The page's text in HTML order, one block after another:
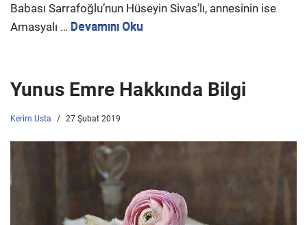
Babası Sarrafoğlu’nun Hüseyin Sivas’lı, annesinin ise
Amasyalı … Devamını Oku
Yunus Emre Hakkında Bilgi
Kerim Usta 27 Şubat 2019